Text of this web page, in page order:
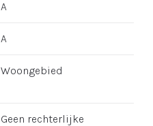
A
A
Woongebied
Geen rechterlijke